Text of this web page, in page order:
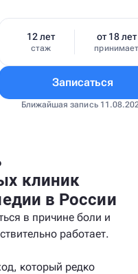
12 лет
стаж
от 18 лет
принимает
Записаться
Ближайшая запись
клиник
в России
в причине боли и
работает.
который редко